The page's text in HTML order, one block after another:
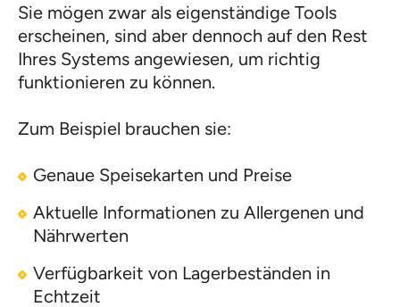
Sie mögen zwar als eigenständige Tools
erscheinen, sind aber dennoch auf den Rest
Ihres Systems angewiesen, um richtig
funktionieren zu können.
Zum Beispiel brauchen sie:
Genaue Speisekarten und Preise
Aktuelle Informationen zu Allergenen und
Nährwerten
Verfügbarkeit von Lagerbeständen in
Echtzeit